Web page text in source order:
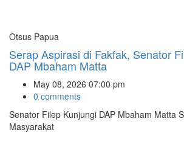
Otsus Papua
Serap Aspirasi di Fakfak, Senator
DAP Mbaham Matta
May 08, 2026 07:00 pm
0 comments
Senator Filep Kunjungi DAP Mbaham Matta
Masyarakat